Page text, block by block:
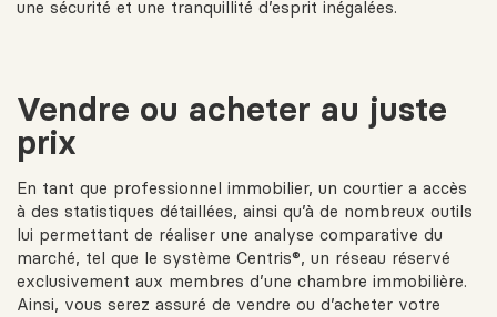
une sécurité et une tranquillité d’esprit inégalées.
Vendre ou acheter au juste
prix
En tant que professionnel immobilier, un courtier a accès
à des statistiques détaillées, ainsi qu’à de nombreux outils
lui permettant de réaliser une analyse comparative du
marché, tel que le système Centris®, un réseau réservé
exclusivement aux membres d’une chambre immobilière.
Ainsi, vous serez assuré de vendre ou d’acheter votre